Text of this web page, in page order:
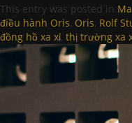
This entry was posted in
điều hành Oris, Oris, Rolf
đồng hồ xa xỉ, thị trường xa